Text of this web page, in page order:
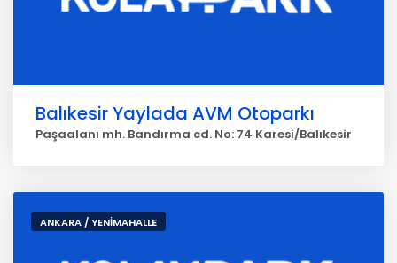
Balıkesir Yaylada AVM Otoparkı
Paşaalanı mh. Bandırma cd. No: 74 Karesi/Balıkesir
ANKARA / YENİMAHALLE